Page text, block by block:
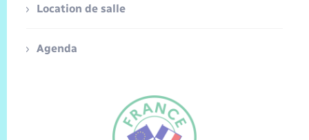
Location de salle
Agenda